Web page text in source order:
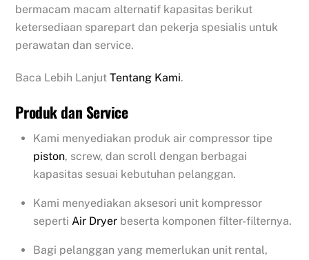
bermacam macam alternatif kapasitas berikut
ketersediaan sparepart dan pekerja spesialis untuk
perawatan dan service.
Baca Lebih LanjutTentang Kami.
Produk dan Service
Kami menyediakan produk air compressor tipe
piston, screw, dan scroll dengan berbagai
kapasitas sesuai kebutuhan pelanggan.
Kami menyediakan aksesori unit kompressor
seperti Air Dryer beserta komponen filter-filternya.
Bagi pelanggan yang memerlukan unit rental,